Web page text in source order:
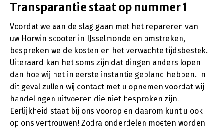
Transparantie staat op nummer 1
Voordat we aan de slag gaan met het repareren van
uw Horwin scooter in IJsselmonde en omstreken,
bespreken we de kosten en het verwachte tijdsbestek.
Uiteraard kan het soms zijn dat dingen anders lopen
dan hoe wij het in eerste instantie gepland hebben. In
dit geval zullen wij contact met u opnemen voordat wij
handelingen uitvoeren die niet besproken zijn.
Eerlijkheid staat bij ons voorop en daarom kunt u ook
op ons vertrouwen! Zodra onderdelen moeten worden